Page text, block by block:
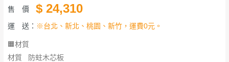
售 價 $ 24,310
運 送： ※台北、新北、桃園、新竹，運費0元。
🟧材質
材質 防蛀木芯板